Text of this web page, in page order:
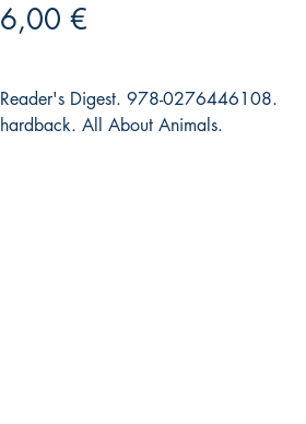
6,00 €
Reader's Digest. 978-0276446108.
hardback. All About Animals.